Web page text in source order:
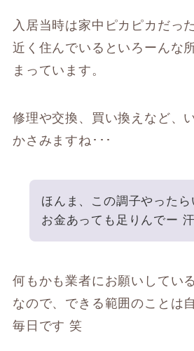
入居当時は家中ピカピカだっ
近く住んでいるといろーんな
まっています。
修理や交換、買い換えなど、
かさみますね･･･
ほんま、この調子やったら
お金あっても足りんでー 汗
何もかも業者にお願いしてい
なので、できる範囲のことは
毎日です 笑